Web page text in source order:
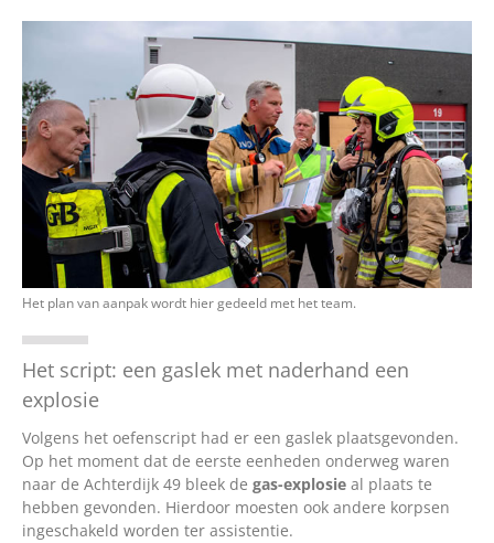
Contact
English
Het plan van aanpak wordt hier gedeeld met het team.
Het script: een gaslek met naderhand een
explosie
Volgens het oefenscript had er een gaslek plaatsgevonden.
Op het moment dat de eerste eenheden onderweg waren
naar de Achterdijk 49 bleek de gas-explosie al plaats te
hebben gevonden. Hierdoor moesten ook andere korpsen
ingeschakeld worden ter assistentie.